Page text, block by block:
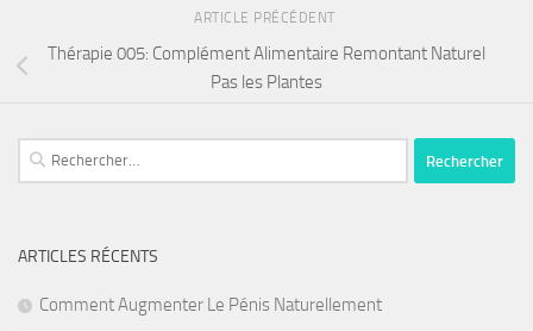
ARTICLE PRÉCÉDENT
Thérapie 005: Complément Alimentaire Remontant Naturel
Pas les Plantes
Rechercher :
ARTICLES RÉCENTS
Comment Augmenter Le Pénis Naturellement